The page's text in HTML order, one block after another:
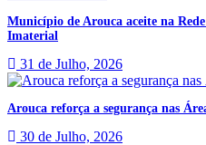
Município de Arouca aceite na
Imaterial
31 de Julho, 2026
Arouca reforça a segurança nas
30 de Julho, 2026